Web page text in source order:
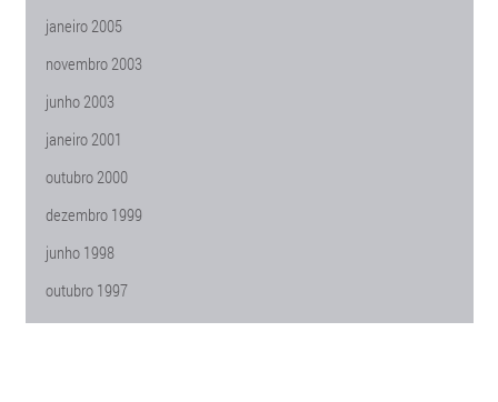
janeiro 2005
novembro 2003
junho 2003
janeiro 2001
outubro 2000
dezembro 1999
junho 1998
outubro 1997